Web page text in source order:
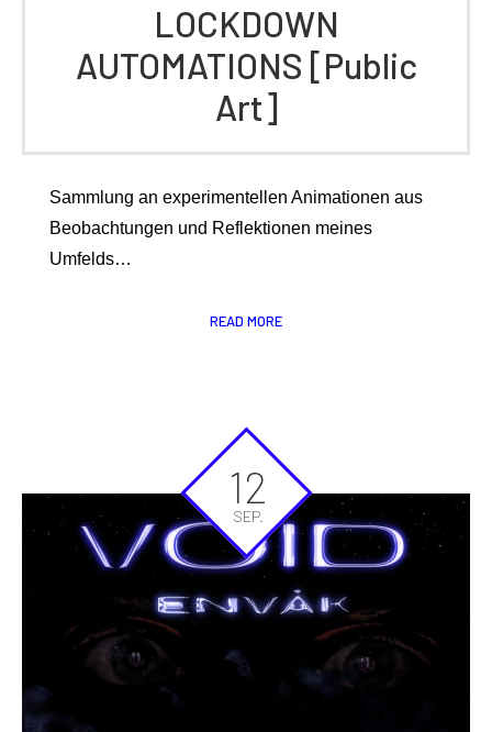
LOCKDOWN
AUTOMATIONS [Public
Art]
Sammlung an experimentellen Animationen aus
Beobachtungen und Reflektionen meines
Umfelds…
READ MORE
12
SEP.